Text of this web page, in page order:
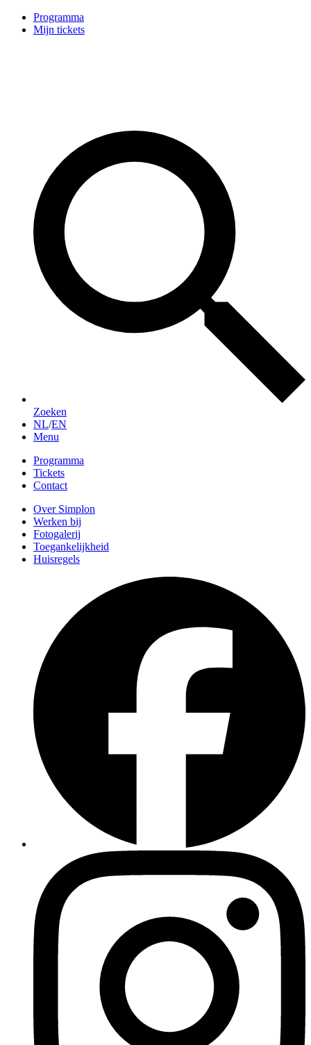
Programma
Mijn tickets
Zoeken
NL/EN
Menu
Programma
Tickets
Contact
Over Simplon
Werken bij
Fotogalerij
Toegankelijkheid
Huisregels